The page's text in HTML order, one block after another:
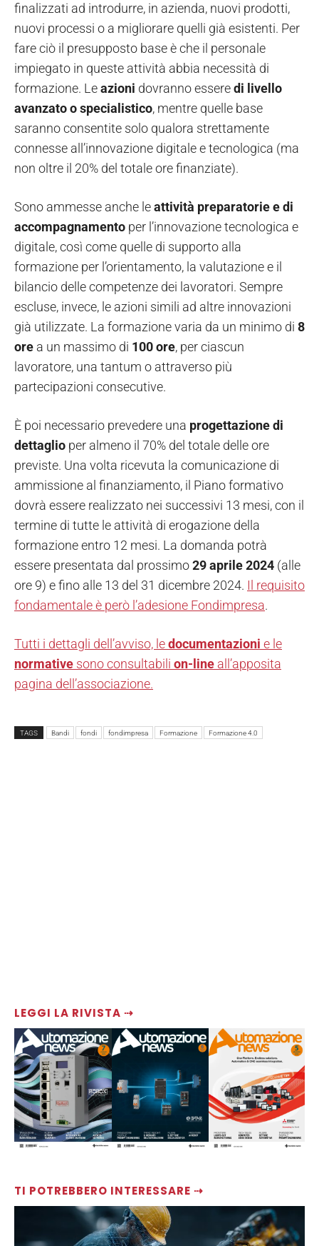
LEGGI LA RIVISTA ⇢
TI POTREBBERO INTERESSARE ⇢
finalizzati ad introdurre, in azienda, nuovi prodotti,
nuovi processi o a migliorare quelli già esistenti. Per
fare ciò il presupposto base è che il personale
impiegato in queste attività abbia necessità di
formazione. Leazioni dovranno esseredi livello
avanzato o specialistico, mentre quelle base
saranno consentite solo qualora strettamente
connesse all’innovazione digitale e tecnologica (ma
non oltre il 20% del totale ore finanziate).
Sono ammesse anche leattività preparatorie e di
accompagnamento per l’innovazione tecnologica e
digitale, così come quelle di supporto alla
formazione per l’orientamento, la valutazione e il
bilancio delle competenze dei lavoratori. Sempre
escluse, invece, le azioni simili ad altre innovazioni
già utilizzate. La formazione varia da un minimo di 8
ore a un massimo di 100 ore, per ciascun
lavoratore, una tantum o attraverso più
partecipazioni consecutive.
È poi necessario prevedere una progettazione di
dettaglio per almeno il 70% del totale delle ore
previste. Una volta ricevuta la comunicazione di
ammissione al finanziamento, il Piano formativo
dovrà essere realizzato nei successivi 13 mesi, con il
termine di tutte le attività di erogazione della
formazione entro 12 mesi. La domanda potrà
essere presentata dal prossimo29 aprile 2024 (alle
ore 9) e fino alle 13 del 31 dicembre 2024. Il requisito
fondamentale è però l’adesione Fondimpresa.
Tutti i dettagli dell’avviso, ledocumentazioni e le
normative sono consultabili on-line all’apposita
pagina dell’associazione.
TAGS Bandi fondi fondimpresa Formazione Formazione 4.0